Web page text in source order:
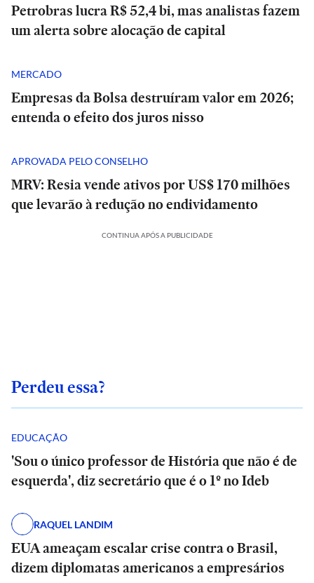
Petrobras lucra R$ 52,4 bi, mas analistas fazem
um alerta sobre alocação de capital
MERCADO
Empresas da Bolsa destruíram valor em 2026;
entenda o efeito dos juros nisso
APROVADA PELO CONSELHO
MRV: Resia vende ativos por US$ 170 milhões
que levarão à redução no endividamento
CONTINUA APÓS A PUBLICIDADE
Perdeu essa?
EDUCAÇÃO
'Sou o único professor de História que não é de
esquerda', diz secretário que é o 1º no Ideb
RAQUEL LANDIM
EUA ameaçam escalar crise contra o Brasil,
dizem diplomatas americanos a empresários